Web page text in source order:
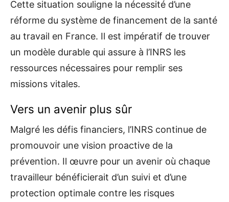
Cette situation souligne la nécessité d’une
réforme du système de financement de la santé
au travail en France. Il est impératif de trouver
un modèle durable qui assure à l’INRS les
ressources nécessaires pour remplir ses
missions vitales.
Vers un avenir plus sûr
Malgré les défis financiers, l’INRS continue de
promouvoir une vision proactive de la
prévention. Il œuvre pour un avenir où chaque
travailleur bénéficierait d’un suivi et d’une
protection optimale contre les risques